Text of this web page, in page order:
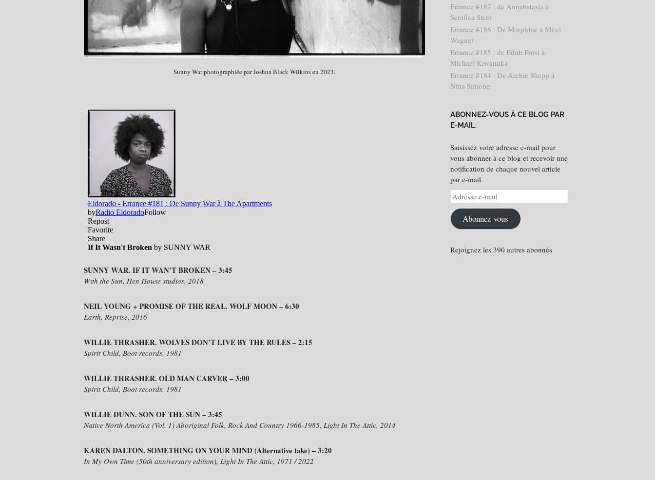
Sunny War photographiée par Joshua Black Wilkins en 2023.
SUNNY WAR. IF IT WAN’T BROKEN – 3:45
With the Sun, Hen House studios, 2018
NEIL YOUNG + PROMISE OF THE REAL. WOLF MOON – 6:30
Earth, Reprise, 2016
WILLIE THRASHER. WOLVES DON’T LIVE BY THE RULES – 2:15
Spirit Child, Boot records, 1981
WILLIE THRASHER. OLD MAN CARVER – 3:00
Spirit Child, Boot records, 1981
WILLIE DUNN. SON OF THE SUN – 3:45
Native North America (Vol. 1) Aboriginal Folk, Rock And Country 1966-1985, Light In The Attic, 2014
KAREN DALTON. SOMETHING ON YOUR MIND (Alternative take) – 3:20
In My Own Time (50th anniversary edition), Light In The Attic, 1971 / 2022
Errance #187 : de Annahstasia à
Serafina Steer
Errance #186 : De Morphine à Mirel
Wagner
Errance #185 : de Edith Frost à
Michael Kiwanuka
Errance #184 : De Archie Shepp à
Nina Simone
ABONNEZ-VOUS À CE BLOG PAR
E-MAIL.
Saisissez votre adresse e-mail pour
vous abonner à ce blog et recevoir une
notification de chaque nouvel article
par e-mail.
Adresse
e-
mail Abonnez-vous
Rejoignez les 390 autres abonnés